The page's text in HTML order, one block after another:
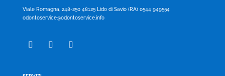
Viale Romagna, 248-250 48125 Lido di Savio (RA) 0544 949554
odontoservice@odontoservice.info